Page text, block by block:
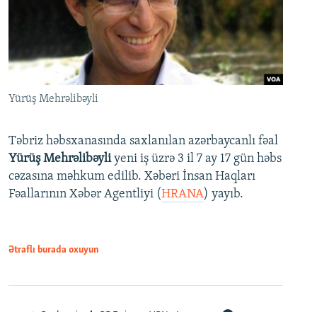
Yürüş Mehrəlibəyli
Təbriz həbsxanasında saxlanılan azərbaycanlı fəal
Yürüş Mehrəlibəyliyeni iş üzrə 3 il 7 ay 17 gün həbs
cəzasına məhkum edilib. Xəbəri İnsan Haqları
Fəallarının Xəbər Agentliyi (HRANA) yayıb.
Ətraflı burada oxuyun